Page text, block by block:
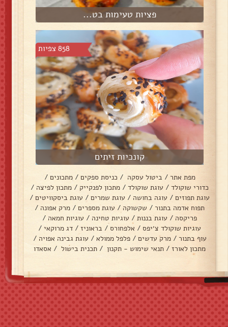
פציות טעימות בט...
858 צפיות
קונכיות זיתים
מפת אתר / ביטול עסקה / כניסת ספקים / מתכונים /
כדורי שוקולד / עוגת שוקולד / מתכון לפנקייק / מתכון לפיצה /
עוגת תפוזים / עוגה בחושה / עוגת שמרים / עוגת ביסקוויטים /
תפוח אדמה בתנור / שקשוקה / עוגת מספרים / מרק אפונה /
פריקסה / עוגת בננות / עוגיות טחינה / עוגיות חמאה /
עוגיות שוקולד צ׳יפס / אלפחורס / בראוניז / דג מרוקאי /
עוף בתנור / מרק עדשים / פלפל ממולא / עוגת גבינה אפויה /
מתכון לאורז / תנאי שימוש - תקנון / תכנית בישול / אסאדו